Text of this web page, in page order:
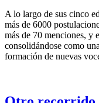
A lo largo de sus cinco
más de 6000
más de 70 menciones, y
consolidándose como
formación de nuevas